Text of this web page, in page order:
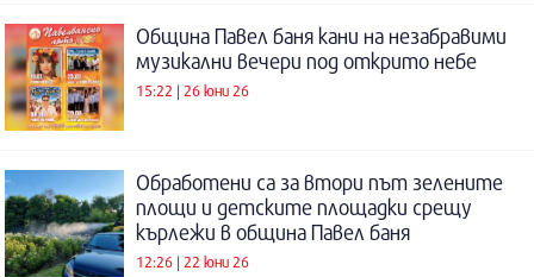
Община Павел баня кани на незабравими
музикални вечери под открито небе
15:22 | 26 юни 26
Обработени са за втори път зелените
площи и детските площадки срещу
кърлежи в община Павел баня
12:26 | 22 юни 26